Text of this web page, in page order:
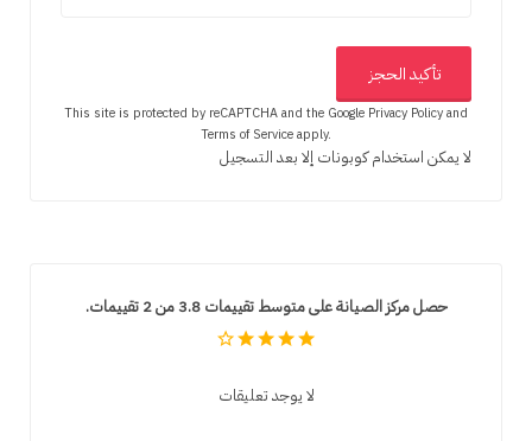
This site is protected by reCAPTCHA and the Google Privacy Policyand
Terms of Serviceapply.
لا يمكن استخدام كوبونات إلا بعد التسجيل
حصل مركز الصيانة على متوسط تقييمات 3.8 من 2 تقييمات.
لا يوجد تعليقات